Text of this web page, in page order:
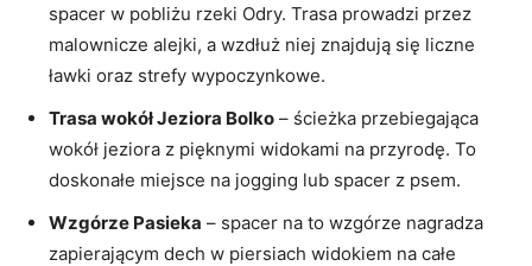
spacer w pobliżu rzeki Odry. Trasa prowadzi przez
malownicze ‍alejki, a​ wzdłuż niej znajdują ​się liczne
ławki oraz ⁢strefy wypoczynkowe.
Trasa wokół Jeziora ⁢Bolko – ścieżka przebiegająca
⁤wokół jeziora z pięknymi widokami na przyrodę. To
doskonałe ‌miejsce ‍na jogging lub spacer‍ z psem.
Wzgórze​ Pasieka – ⁣spacer na to wzgórze ‌nagradza
zapierającym⁣ dech w piersiach widokiem na całe